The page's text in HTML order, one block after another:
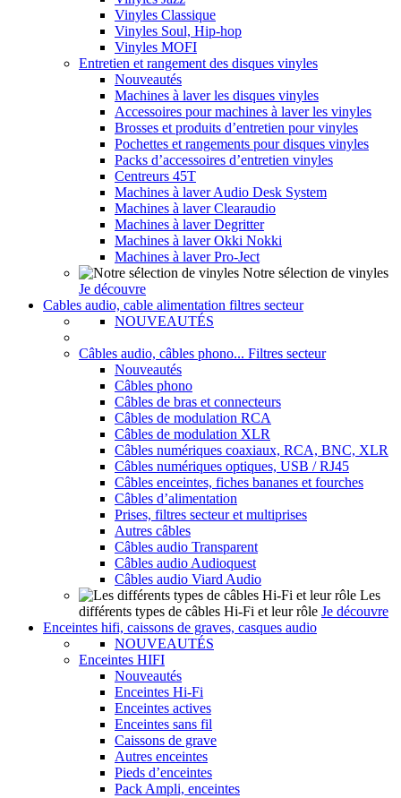
Vinyles Classique
Vinyles Soul, Hip-hop
Vinyles MOFI
Entretien et rangement des disques vinyles
Nouveautés
Machines à laver les disques vinyles
Accessoires pour machines à laver les vinyles
Brosses et produits d’entretien pour vinyles
Pochettes et rangements pour disques vinyles
Packs d’accessoires d’entretien vinyles
Centreurs 45T
Machines à laver Audio Desk System
Machines à laver Clearaudio
Machines à laver Degritter
Machines à laver Okki Nokki
Machines à laver Pro-Ject
Notre sélection de vinyles
Je découvre
Cables audio, cable alimentation filtres secteur
NOUVEAUTÉS
Câbles audio, câbles phono... Filtres secteur
Nouveautés
Câbles phono
Câbles de bras et connecteurs
Câbles de modulation RCA
Câbles de modulation XLR
Câbles numériques coaxiaux, RCA, BNC, XLR
Câbles numériques optiques, USB / RJ45
Câbles enceintes, fiches bananes et fourches
Câbles d’alimentation
Prises, filtres secteur et multiprises
Autres câbles
Câbles audio Transparent
Câbles audio Audioquest
Câbles audio Viard Audio
Les
différents types de câbles Hi-Fi et leur rôle Je découvre
Enceintes hifi, caissons de graves, casques audio
NOUVEAUTÉS
Enceintes HIFI
Nouveautés
Enceintes Hi-Fi
Enceintes actives
Enceintes sans fil
Caissons de grave
Autres enceintes
Pieds d’enceintes
Pack Ampli, enceintes